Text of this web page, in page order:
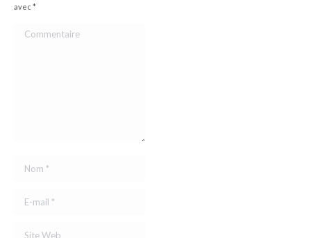
avec *
Commentaire
Nom *
E-mail *
Site Web